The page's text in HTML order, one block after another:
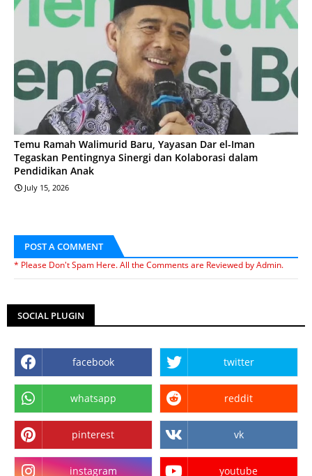
Temu Ramah Walimurid Baru, Yayasan Dar el-Iman
Tegaskan Pentingnya Sinergi dan Kolaborasi dalam
Pendidikan Anak
July 15, 2026
POST A COMMENT
* Please Don't Spam Here. All the Comments are Reviewed by Admin.
SOCIAL PLUGIN
facebook twitter
whatsapp reddit
pinterest vk
instagram youtube